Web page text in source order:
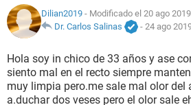
NUTRICIÓN
BIENESTAR
SEXUALIDAD
Dilian2019 - Modificado el 20 ago
Dr. Carlos Salinas
- 24 ago
Hola soy in chico de 33 años y ase
siento mal en el recto siempre
muy limpia pero.me sale mal olor del
a.duchar dos veses pero el olor sale